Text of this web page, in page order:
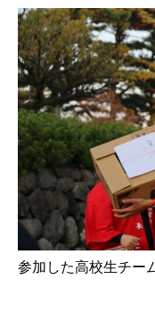
参加した高校生チー